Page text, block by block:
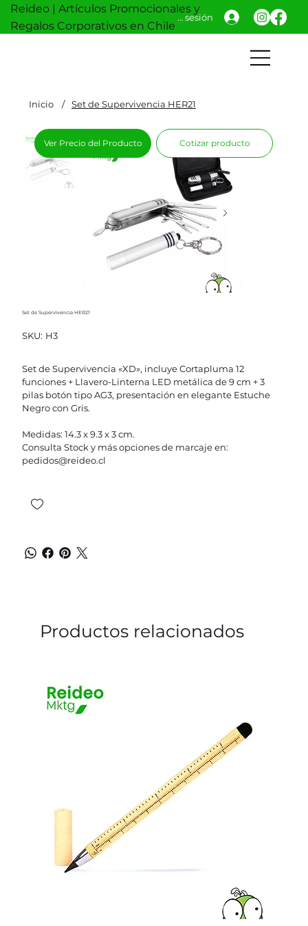
Reideo | Artículos Promocionales y
Regalos Corporativos en Chile
Iniciar sesión
Inicio / Set de Supervivencia HER21
Set de Supervivencia HER21
SKU: SKU
H3
H3
Set de Supervivencia «XD», incluye Cortapluma 12
funciones + Llavero-Linterna LED metálica de 9 cm + 3
pilas botón tipo AG3, presentación en elegante Estuche
Negro con Gris.
Medidas: 14.3 x 9.3 x 3 cm.
Consulta Stock y más opciones de marcaje en:
pedidos@reideo.cl
Ver Precio del Producto Cotizar producto
Productos relacionados